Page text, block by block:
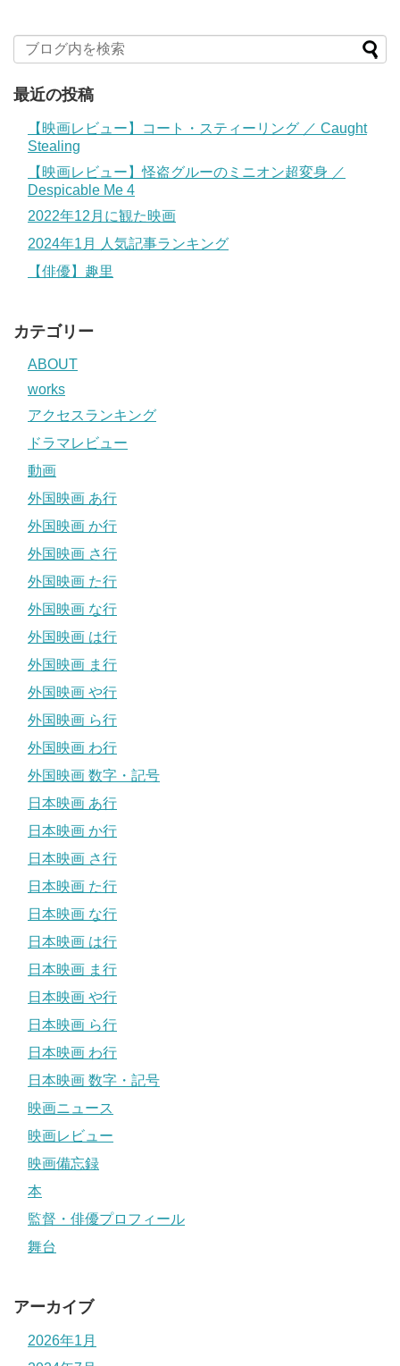
最近の投稿
【映画レビュー】コート・スティーリング ／ Caught
Stealing
【映画レビュー】怪盗グルーのミニオン超変身 ／
Despicable Me 4
2022年12月に観た映画
2024年1月 人気記事ランキング
【俳優】趣里
カテゴリー
ABOUT
works
アクセスランキング
ドラマレビュー
動画
外国映画 あ行
外国映画 か行
外国映画 さ行
外国映画 た行
外国映画 な行
外国映画 は行
外国映画 ま行
外国映画 や行
外国映画 ら行
外国映画 わ行
外国映画 数字・記号
日本映画 あ行
日本映画 か行
日本映画 さ行
日本映画 た行
日本映画 な行
日本映画 は行
日本映画 ま行
日本映画 や行
日本映画 ら行
日本映画 わ行
日本映画 数字・記号
映画ニュース
映画レビュー
映画備忘録
本
監督・俳優プロフィール
舞台
アーカイブ
2026年1月